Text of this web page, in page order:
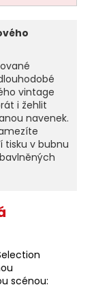
vintage
i žehlit
navenek.
v bubnu
scénou: